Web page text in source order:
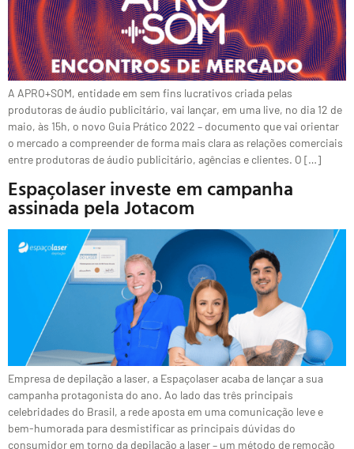
A APRO+SOM, entidade em sem fins lucrativos criada pelas
produtoras de áudio publicitário, vai lançar, em uma live, no dia 12 de
maio, às 15h, o novo Guia Prático 2022 – documento que vai orientar
o mercado a compreender de forma mais clara as relações comerciais
entre produtoras de áudio publicitário, agências e clientes. O […]
Espaçolaser investe em campanha
assinada pela Jotacom
Empresa de depilação a laser, a Espaçolaser acaba de lançar a sua
campanha protagonista do ano. Ao lado das três principais
celebridades do Brasil, a rede aposta em uma comunicação leve e
bem-humorada para desmistificar as principais dúvidas do
consumidor em torno da depilação a laser – um método de remoção